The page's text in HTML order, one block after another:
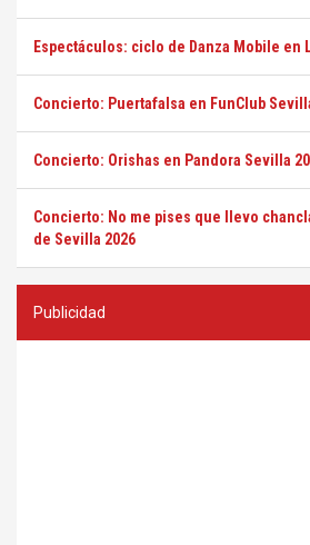
Espectáculos: ciclo de Danza Mobile en
Concierto: Puertafalsa en FunClub
Concierto: Orishas en Pandora Sevilla
Concierto: No me pises que llevo
de Sevilla 2026
Publicidad